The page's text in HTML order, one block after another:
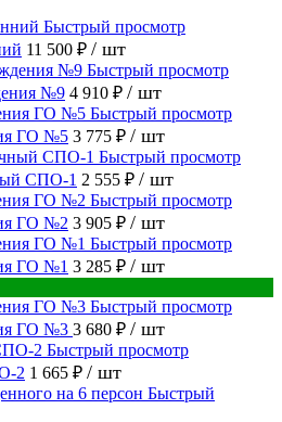
Быстрый просмотр
11 500 ₽ / шт
Быстрый просмотр
№9 4 910 ₽ / шт
Быстрый просмотр
ГО №5 3 775 ₽ / шт
Быстрый просмотр
СПО-1 2 555 ₽ / шт
Быстрый просмотр
ГО №2 3 905 ₽ / шт
Быстрый просмотр
ГО №1 3 285 ₽ / шт
Быстрый просмотр
ГО №3 3 680 ₽ / шт
Быстрый просмотр
2 1 665 ₽ / шт
Быстрый